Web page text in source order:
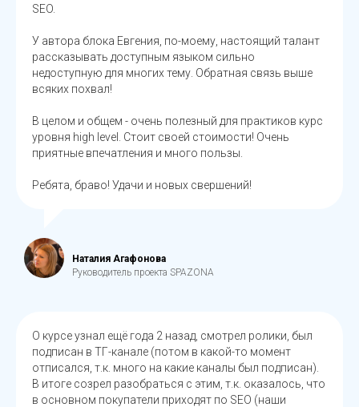
SEO.
У автора блока Евгения, по-моему, настоящий талант
рассказывать доступным языком сильно
недоступную для многих тему. Обратная связь выше
всяких похвал!
В целом и общем - очень полезный для практиков курс
уровня high level. Стоит своей стоимости! Очень
приятные впечатления и много пользы.
Ребята, браво! Удачи и новых свершений!
Наталия Агафонова
Руководитель проекта SPAZONA
О курсе узнал ещё года 2 назад, смотрел ролики, был
подписан в ТГ-канале (потом в какой-то момент
отписался, т.к. много на какие каналы был подписан).
В итоге созрел разобраться с этим, т.к. оказалось, что
в основном покупатели приходят по SEO (наши